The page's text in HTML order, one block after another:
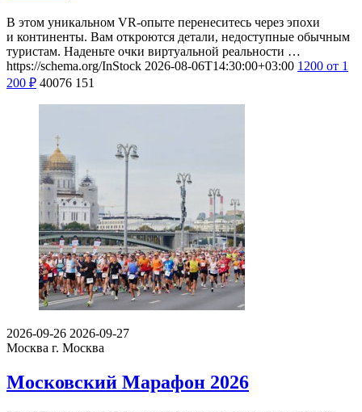
В этом уникальном VR-опыте перенеситесь через эпохи
и континенты. Вам откроются детали, недоступные обычным
туристам. Наденьте очки виртуальной реальности …
https://schema.org/InStock 2026-08-06T14:30:00+03:00 1200 от 1
200 ₽ 40076 151
2026-09-26 2026-09-27
Москва г. Москва
Московский Марафон 2026